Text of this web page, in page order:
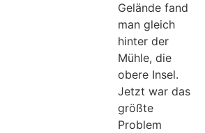
Gelände fand
man gleich
hinter der
Mühle, die
obere Insel.
Jetzt war das
größte
Problem